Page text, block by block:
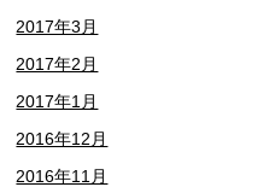
2017年3月
2017年2月
2017年1月
2016年12月
2016年11月